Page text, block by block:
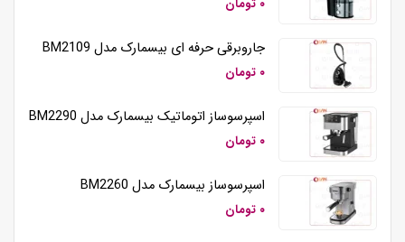
۰ تومان
جاروبرقی حرفه ای بیسمارک مدل BM2109
۰ تومان
اسپرسوساز اتوماتیک بیسمارک مدل BM2290
۰ تومان
اسپرسوساز بیسمارک مدل BM2260
۰ تومان